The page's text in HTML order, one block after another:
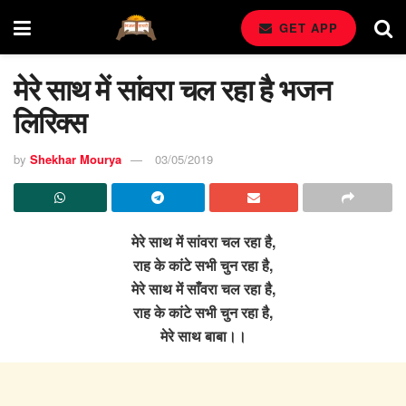
GET APP
मेरे साथ में सांवरा चल रहा है भजन
लिरिक्स
by Shekhar Mourya 03/05/2019
मेरे साथ में सांवरा चल रहा है,
राह के कांटे सभी चुन रहा है,
मेरे साथ में साँवरा चल रहा है,
राह के कांटे सभी चुन रहा है,
मेरे साथ बाबा।।